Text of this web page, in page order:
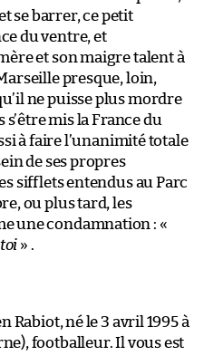
se barrer, ce petit
du ventre, et
et son maigre talent à
presque, loin,
ne puisse plus mordre
mis la France du
à faire l’unanimité totale
de ses propres
sifflets entendus au Parc
ou plus tard, les
une condamnation : «
» .
Rabiot, né le 3 avril 1995 à
footballeur. Il vous est